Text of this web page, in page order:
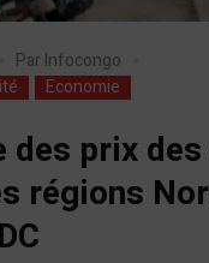
Par Infocongo
Economie
des prix
régions